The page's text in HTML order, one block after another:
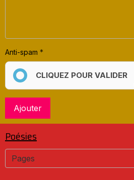
Anti-spam
CLIQUEZ POUR VALIDER
Ajouter
Poésies